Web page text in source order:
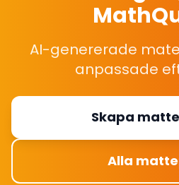
AI-genererade
anpassade
Skapa
Alla